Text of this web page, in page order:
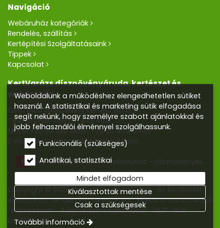
Navigáció
Webáruház kategóriák
Rendelés, szállítás
Kertépítési Szolgáltatásaink
Tippek
Kapcsolat
KertVarázs dísznövényáruda, kertészet és
webáruház
Cím: 5100 Jászberény Kertész utca 5.
Telefon/Fax: +36 57 400 455
Mobil:+36 30 390 2856,+36 20 405 0405
E-mail:kertvarazs.online@gmail.com
Kertvarázs Kertészeti webáruház - dísznövények,
kerti tó, öntözőrendszerek
Copyright © 2026 Kertvarázs dísznövény- és kertészeti
webáruház. Minden jog fenntartva. Elállás a szerződéstől
Impresszum Adatvédelmi nyilatkozat ÁSZF Süti
beállítások
Weboldalunk a működéshez elengedhetetlen sütiket
használ. A statisztikai és marketing sütik elfogadása
segít nekünk, hogy személyre szabott ajánlatokkal és
jobb felhasználói élménnyel szolgálhassunk.
Funkcionális (szükséges)
Analitikai, statisztikai
Mindet elfogadom
Kiválasztottak mentése
Csak a szükségesek
További információ